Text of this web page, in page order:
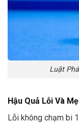
Luật
Hậu Quả Lỗi Và
Lỗi không chạm bi